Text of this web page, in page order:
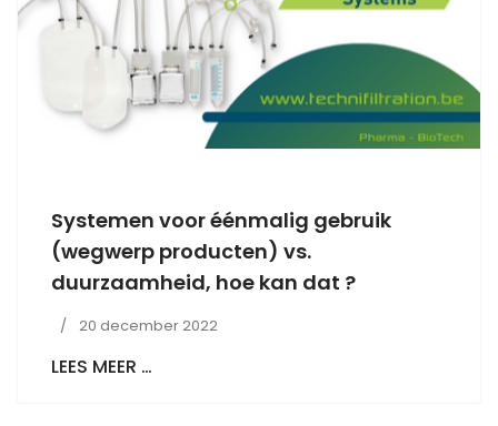
Systemen voor éénmalig gebruik
(wegwerp producten) vs.
duurzaamheid, hoe kan dat ?
20 december 2022
LEES MEER …